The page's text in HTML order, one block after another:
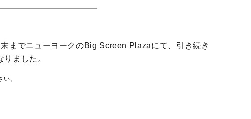
までニューヨークのBig Screen Plazaにて、引き続き
ました。
。